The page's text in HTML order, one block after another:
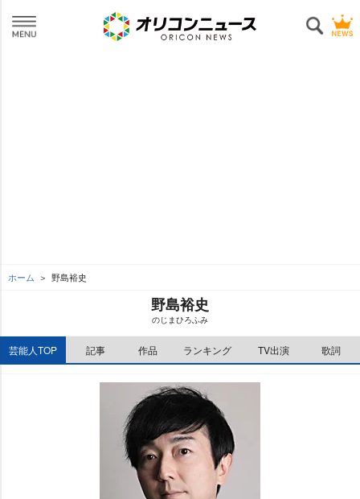
ホーム 野島裕史
野島裕史
のじまひろふみ
芸能人TOP 記事 作品 ランキング TV出演 歌詞